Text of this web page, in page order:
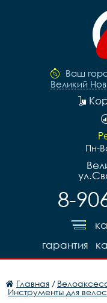
Ваш
Великий
Пн-
8-
гарантия
Главная /
Инструменты для